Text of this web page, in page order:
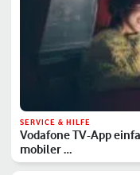
SERVICE & HILFE
Vodafone TV-App
mobiler …